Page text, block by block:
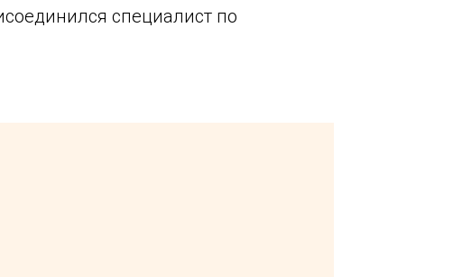
специалист по